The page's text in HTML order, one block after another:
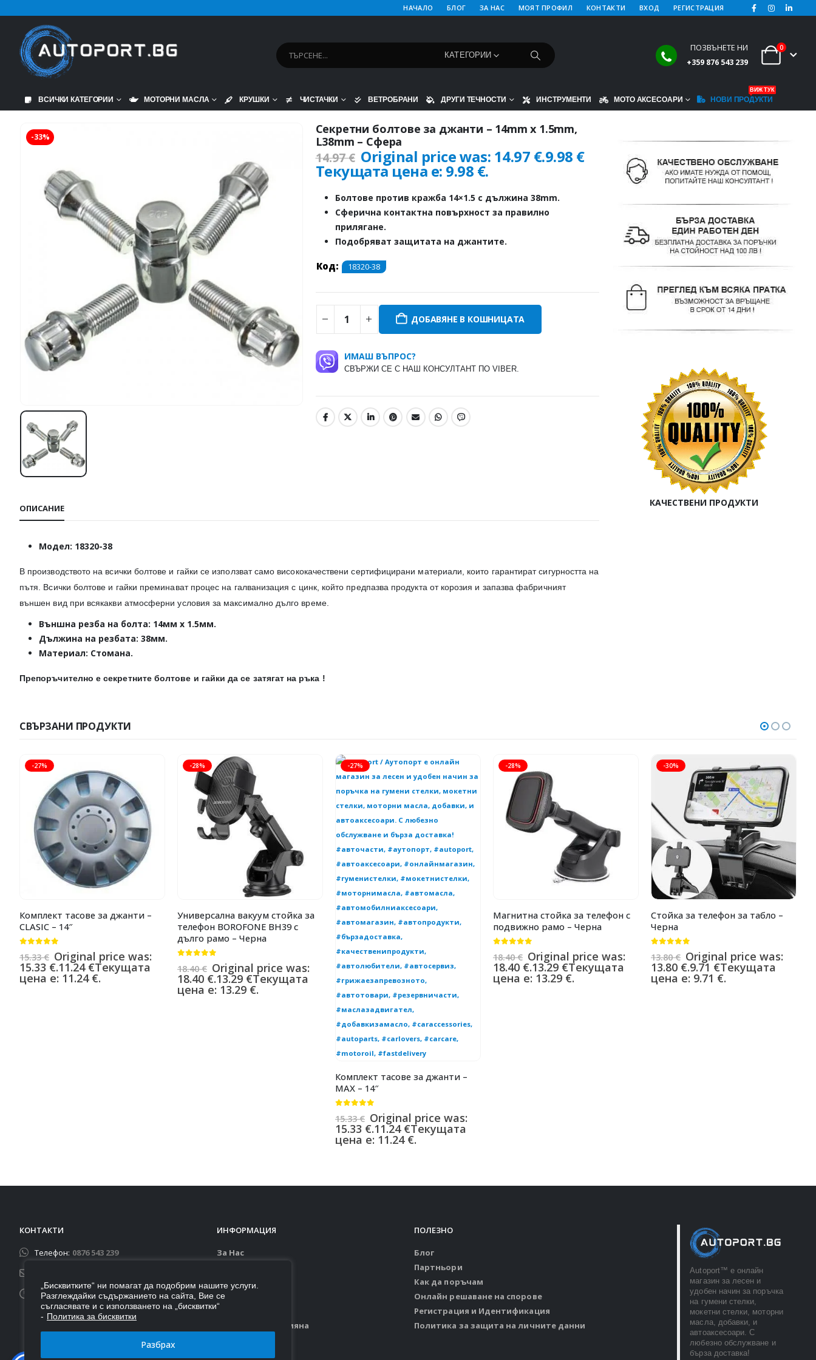
„Бисквитките“ ни помагат да подобрим нашите услуги.
Разглеждайки съдържанието на сайта, Вие се
съгласявате и с използването на „бисквитки“
- Политика за бисквитки
Разбрах
НАЧАЛО БЛОГ ЗА НАС МОЯТ ПРОФИЛ КОНТАКТИ ВХОД РЕГИСТРАЦИЯ
КАТЕГОРИИ
ПОЗВЪНЕТЕ НИ
+359 876 543 239
0
ВСИЧКИ КАТЕГОРИИ МОТОРНИ МАСЛА КРУШКИ ЧИСТАЧКИ ВЕТРОБРАНИ ДРУГИ ТЕЧНОСТИ ИНСТРУМЕНТИ МОТО АКСЕСОАРИ НОВИ ПРОДУКТИ
ВИЖ ТУК
-33%
Секретни болтове за джанти – 14mm х 1.5mm,
L38mm – Сфера
14.97€ Original price was: 14.97 €.9.98 €
Текущата цена е: 9.98 €.
Болтове против кражба 14×1.5 с дължина 38mm.
Сферична контактна повърхност за правилно
прилягане.
Подобряват защитата на джантите.
Код: 18320-38
ДОБАВЯНЕ В КОШНИЦАТА
ИМАШ ВЪПРОС?
СВЪРЖИ СЕ С НАШ КОНСУЛТАНТ ПО VIBER.
ОПИСАНИЕ
Модел: 18320-38
​В производството на всички болтове и гайки се използват само висококачествени сертифицирани материали, които гарантират сигурността на
пътя. Всички болтове и гайки преминават процес на галванизация с цинк, който предпазва продукта от корозия и запазва фабричният
външен вид при всякакви атмосферни условия за максимално дълго време.
Външна резба на болта: 14мм х 1.5мм.
Дължина на резбата: 38мм.
Материал: Стомана.
Препоръчително е секретните болтове и гайки да се затягат на ръка !
КАЧЕСТВЕНИ ПРОДУКТИ
СВЪРЗАНИ ПРОДУКТИ
-27%
Комплект тасове за джанти –
CLASIC – 14″
15.33€ Original price was:
15.33 €.11.24 €Текущата
цена е: 11.24 €.
-28%
Универсална вакуум стойка за
телефон BOROFONE BH39 с
дълго рамо – Черна
18.40€ Original price was:
18.40 €.13.29 €Текущата
цена е: 13.29 €.
-27%
Комплект тасове за джанти –
MAX – 14″
15.33€ Original price was:
15.33 €.11.24 €Текущата
цена е: 11.24 €.
-28%
Магнитна стойка за телефон с
подвижно рамо – Черна
18.40€ Original price was:
18.40 €.13.29 €Текущата
цена е: 13.29 €.
-30%
Стойка за телефон за табло –
Черна
13.80€ Original price was:
13.80 €.9.71 €Текущата
цена е: 9.71 €.
КОНТАКТИ
Телефон: 0876 543 239
Работно време:
Понеделник - Петък: 9:00 - 18:00
Събота - Неделя: Почивни дни
ИНФОРМАЦИЯ
За Нас
Контакти
Бисквитки
Връщане или замяна
ПОЛЕЗНО
Блог
Партньори
Как да поръчам
Онлайн решаване на спорове
Регистрация и Идентификация
Политика за защита на личните данни
Autoport™ e онлайн
магазин за лесен и
удобен начин за поръчка
на гумени стелки,
мокетни стелки, моторни
масла, добавки, и
автоаксесоари. С
любезно обслужване и
бърза доставка!